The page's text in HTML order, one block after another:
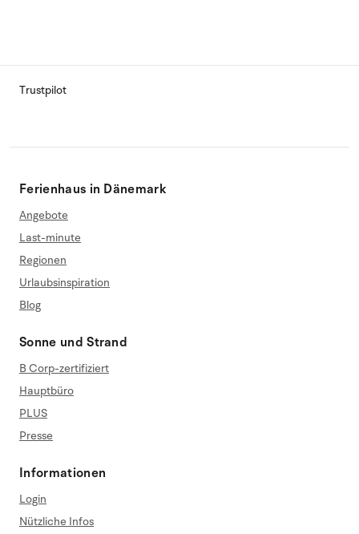
Trustpilot
Ferienhaus in Dänemark
Angebote
Last-minute
Regionen
Urlaubsinspiration
Blog
Sonne und Strand
B Corp-zertifiziert
Hauptbüro
PLUS
Presse
Informationen
Login
Nützliche Infos